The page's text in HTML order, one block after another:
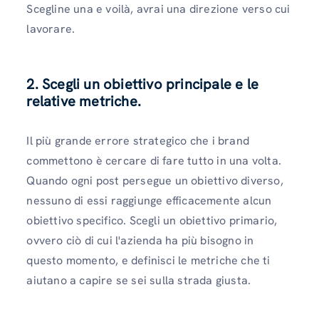
Scegline una e voilà, avrai una direzione verso cui
lavorare.
2. Scegli un obiettivo principale e le
relative metriche.
Il più grande errore strategico che i brand
commettono è cercare di fare tutto in una volta.
Quando ogni post persegue un obiettivo diverso,
nessuno di essi raggiunge efficacemente alcun
obiettivo specifico. Scegli un obiettivo primario,
ovvero ciò di cui l'azienda ha più bisogno in
questo momento, e definisci le metriche che ti
aiutano a capire se sei sulla strada giusta.